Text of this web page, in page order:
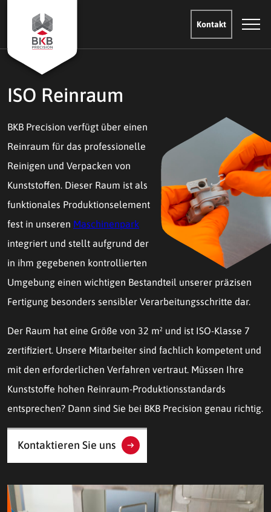
Kontakt
ISO Reinraum
BKB Precision verfügt über einen
Reinraum für das professionelle
Reinigen und Verpacken von
Kunststoffen. Dieser Raum ist als
funktionales Produktionselement
fest in unseren Maschinenpark
integriert und stellt aufgrund der
in ihm gegebenen kontrollierten
Umgebung einen wichtigen Bestandteil unserer präzisen
Fertigung besonders sensibler Verarbeitungsschritte dar.
Der Raum hat eine Größe von 32 m² und ist ISO-Klasse 7
zertifiziert. Unsere Mitarbeiter sind fachlich kompetent und
mit den erforderlichen Verfahren vertraut. Müssen Ihre
Kunststoffe hohen Reinraum-Produktionsstandards
entsprechen? Dann sind Sie bei BKB Precision genau richtig.
Kontaktieren Sie uns